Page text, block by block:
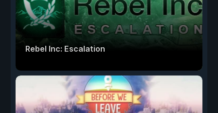
Rebel Inc: Escalation